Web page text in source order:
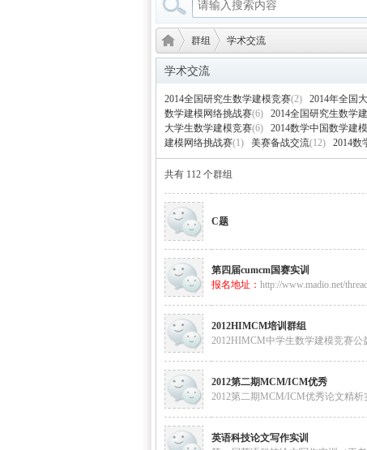
数学
建模
社
›
群组
›
学术交流
学术交流
2014全国研究生数学建模竞赛(2) 2014年全国
数学建模网络挑战赛(6) 2014全国研究生数学
大学生数学建模竞赛(6) 2014数学中国数学建
建模网络挑战赛(1) 美赛备战交流(12) 2014数
共有 112 个群组
C题
第四届cumcm国赛实训
报名地址： http://www.madio.net/
2012HIMCM培训群组
2012HIMCM中学生数学建模竞赛公
2012第二期MCM/ICM优秀
2012第二期MCM/ICM优秀论文精
英语科技论文写作实训